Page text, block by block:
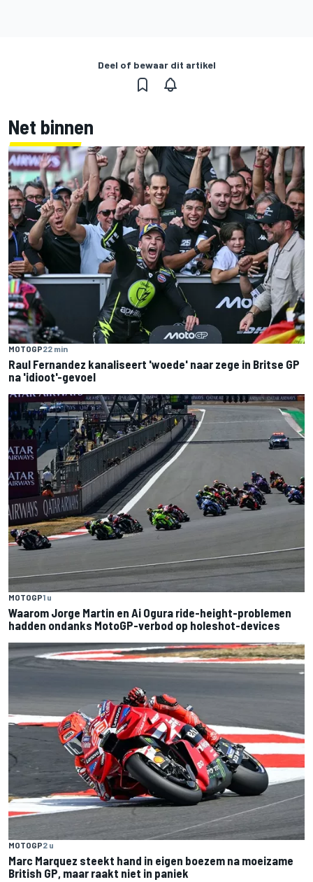
Deel of bewaar dit artikel
Net binnen
MOTOGP22 min
Raul Fernandez kanaliseert 'woede' naar zege in Britse GP
na 'idioot'-gevoel
MOTOGP1 u
Waarom Jorge Martin en Ai Ogura ride-height-problemen
hadden ondanks MotoGP-verbod op holeshot-devices
MOTOGP2 u
Marc Marquez steekt hand in eigen boezem na moeizame
British GP, maar raakt niet in paniek